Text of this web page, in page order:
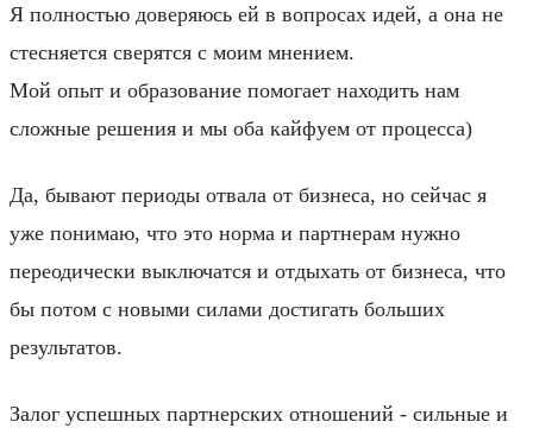
Я полностью доверяюсь ей в вопросах идей, а она не
стесняется сверятся с моим мнением.
Мой опыт и образование помогает находить нам
сложные решения и мы оба кайфуем от процесса)
Да, бывают периоды отвала от бизнеса, но сейчас я
уже понимаю, что это норма и партнерам нужно
переодически выключатся и отдыхать от бизнеса, что
бы потом с новыми силами достигать больших
результатов.
Залог успешных партнерских отношений - сильные и